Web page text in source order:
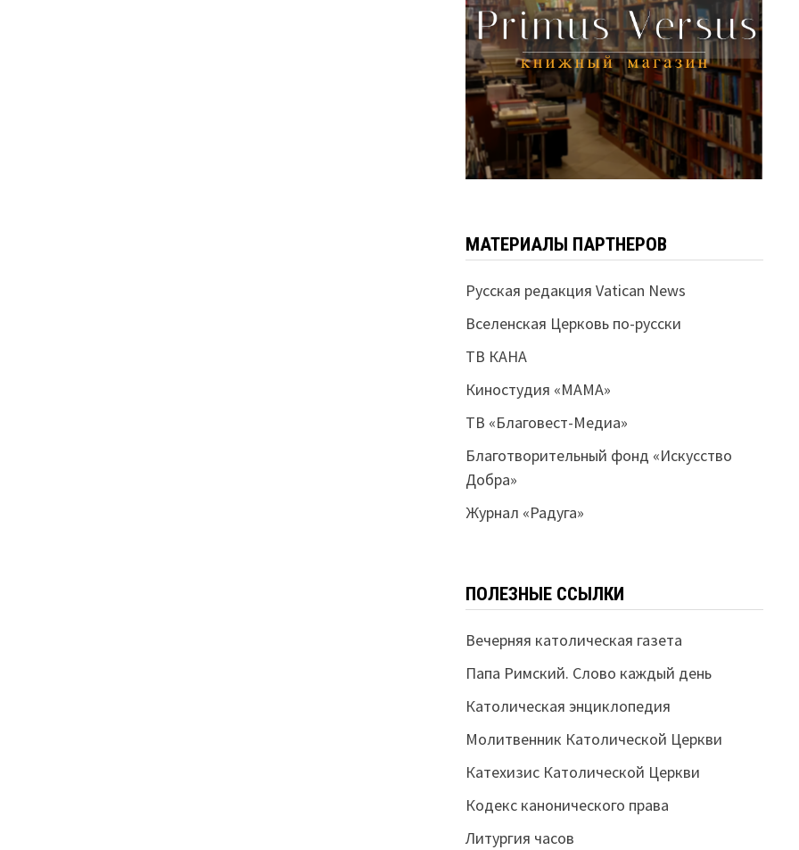
МАТЕРИАЛЫ ПАРТНЕРОВ
Русская редакция Vatican News
Вселенская Церковь по-русски
ТВ КАНА
Киностудия «МАМА»
ТВ «Благовест-Медиа»
Благотворительный фонд «Искусство
Добра»
Журнал «Радуга»
ПОЛЕЗНЫЕ ССЫЛКИ
Вечерняя католическая газета
Папа Римский. Слово каждый день
Католическая энциклопедия
Молитвенник Католической Церкви
Катехизис Католической Церкви
Кодекс канонического права
Литургия часов